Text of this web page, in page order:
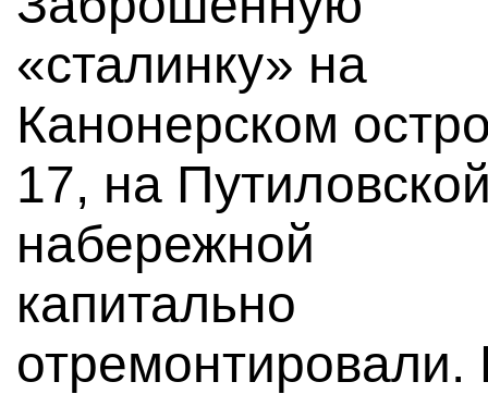
«сталинку» на
Канонерском
17, на
набережной
капитально